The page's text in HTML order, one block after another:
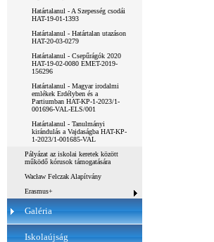
Határtalanul - A Szepesség csodái
HAT-19-01-1393
Határtalanul - Határtalan utazáson
HAT-20-03-0279
Határtalanul - Csepűrágók 2020
HAT-19-02-0080 EMET-2019-
156296
Határtalanul - Magyar irodalmi
emlékek Erdélyben és a
Partiumban HAT-KP-1-2023/1-
001696-VAL-ELS/001
Határtalanul - Tanulmányi
kirándulás a Vajdaságba HAT-KP-
1-2023/1-001685-VAL
Pályázat az iskolai keretek között
működő kórusok támogatására
Wacław Felczak Alapítvány
Erasmus+
Galéria
Iskolaújság